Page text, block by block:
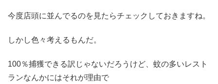
今度店頭に並んでるのを見たらチェックしておきますね。
しかし色々考えるもんだ。
100％捕獲できる訳じゃないだろうけど、蚊の多いレスト
ランなんかにはそれが理由で